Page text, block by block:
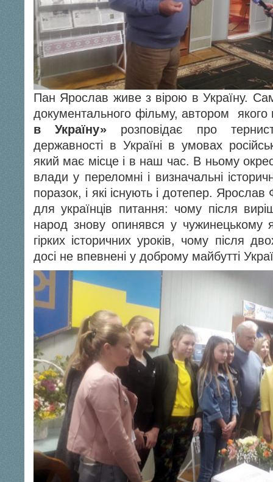
Пан Ярослав живе з вірою в Україну.
документального фільму, автором
в Україну» розповідає про
державності в Україні в умовах
який має місце і в наш час. В ньому
влади у переломні і визначальні
поразок, і які існують і дотепер.
для українців питання: чому після
народ знову опинявся у чужинецькому
гірких історичних уроків, чому після
досі не впевнені у доброму майбутті